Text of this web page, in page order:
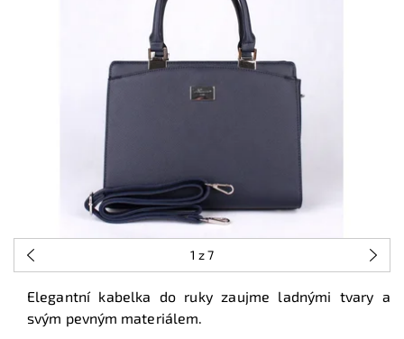
1 z 7
Elegantní kabelka do ruky zaujme ladnými tvary a
svým pevným materiálem.